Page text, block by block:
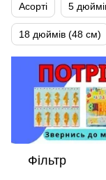
Асорті 5
18 дюймів (48 см)
Фільтр